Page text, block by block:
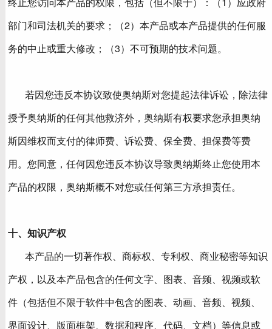
部门和司法机关的要求；（2）本产品或本产品提供的任何服
务的中止或重大修改；（3）不可预期的技术问题。
若因您违反本协议致使奥纳斯对您提起法律诉讼，除法律
授予奥纳斯的任何其他救济外，奥纳斯有权要求您承担奥纳
斯因维权而支付的律师费、诉讼费、保全费、担保费等费
用。您同意，任何因您违反本协议导致奥纳斯终止您使用本
产品的权限，奥纳斯概不对您或任何第三方承担责任。
十、知识产权
本产品的一切著作权、商标权、专利权、商业秘密等知识
产权，以及本产品包含的任何文字、图表、音频、视频或软
件（包括但不限于软件中包含的图表、动画、音频、视频、
界面设计、版面框架、数据和程序、代码、文档）等信息或